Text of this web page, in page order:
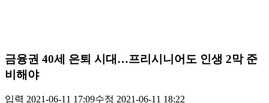
금융권 40세 은퇴 시대…프리시니어도 인생 2막 준
비해야
입력 2021-06-11 17:09수정 2021-06-11 18:22